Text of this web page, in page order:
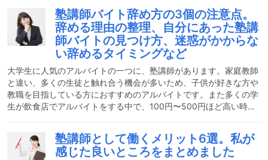
の差がはっきりすると感じました。今日は、塾講師が向いていない
と感じる人の特徴を挙げながら、その乗り越え方をまとめます。塾
講師の仕事とはどんな仕事？まず塾講師の仕事といえば、「教科を
指導するだけでしょ」と思われる方が多いかと思います。実は、働
く会社や塾の規模によっては、それ以外の仕事を任せられる可能性
塾講師バイト辞め方の3個の注意点。
辞める理由の整理、自分にあった塾講
師バイトの見つけ方、迷惑がかからな
い辞めるタイミングなど
大学生に人気のアルバイトの一つに、塾講師があります。家庭教師
と違い、多くの生徒と触れ合う機会が多いため、子供が好きな方や
教職を目指している方におすすめのアルバイトです。また多くの学
生が飲食店でアルバイトをする中で、100円〜500円ほど高い時給
家庭教師と並び大学生に人気です。そんな人気のアルバイトの一つ
である塾講師ですが、塾講師以外のアルバイトと違い、辞める時に
気をつけなければいけない点がいくつかあります。円満退社をする
塾講師として働くメリット6選。私が
感じた良いところをまとめました